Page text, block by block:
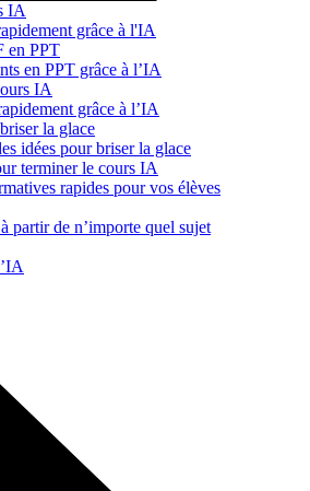
IA
grâce à l'IA
en PPT
en PPT grâce à l’IA
IA
grâce à l’IA
la glace
idées pour briser la glace
terminer le cours IA
rapides pour vos élèves
partir de n’importe quel sujet